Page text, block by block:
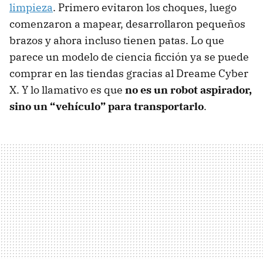
limpieza. Primero evitaron los choques, luego
comenzaron a mapear, desarrollaron pequeños
brazos y ahora incluso tienen patas. Lo que
parece un modelo de ciencia ficción ya se puede
comprar en las tiendas gracias al Dreame Cyber
X. Y lo llamativo es que no es un robot aspirador,
sino un “vehículo” para transportarlo.